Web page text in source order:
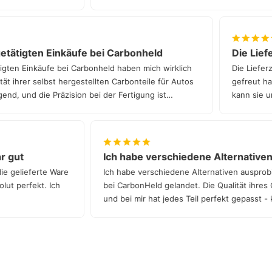
Einkäufe bei Carbonheld
Einkäufe bei Carbonheld haben mich wirklich
ihrer selbst hergestellten Carbonteile für Autos
und die Präzision bei der Fertigung ist
Die
Die
gefreut
kann sie
gut
gelieferte Ware
perfekt. Ich
Ich habe verschiedene
Ich habe verschiedene Alternativen
bei CarbonHeld gelandet. Die Qualität
und bei mir hat jedes Teil perfekt